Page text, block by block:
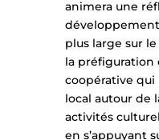
animera une
plus large sur
la préfiguration
coopérative
local autour de
activités
en s’appuyant